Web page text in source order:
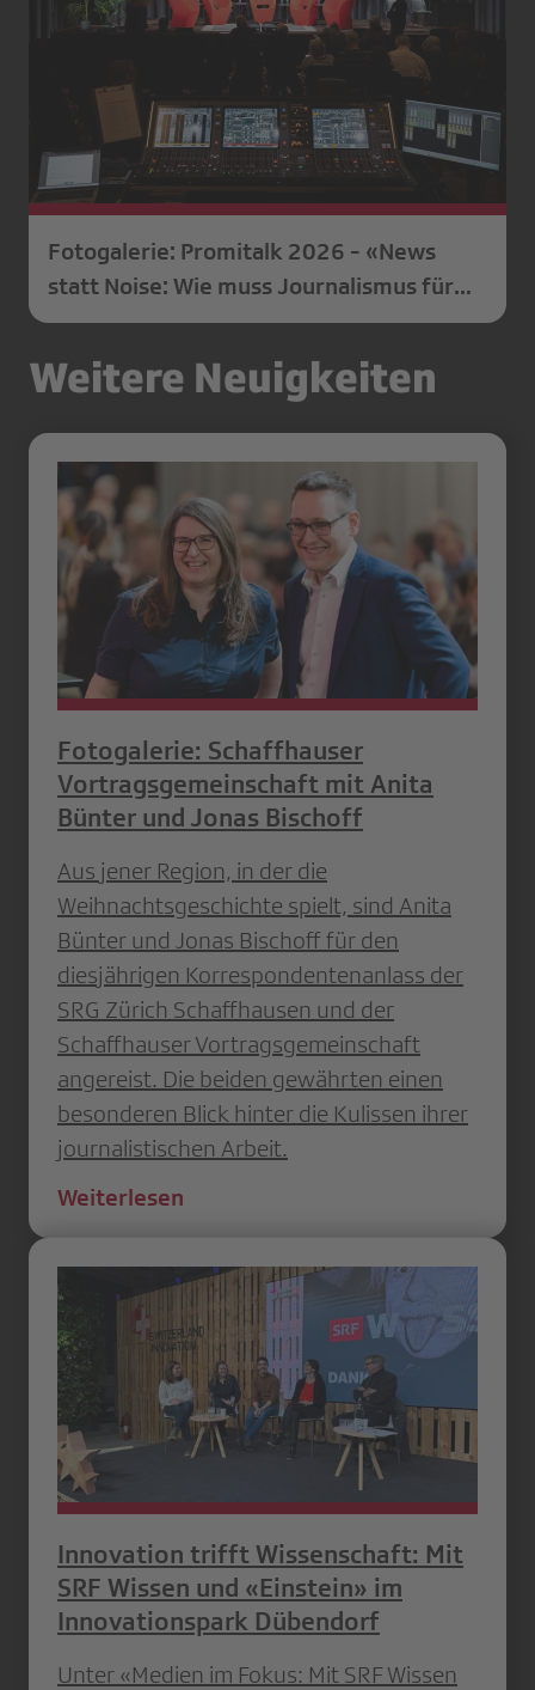
Fotogalerie: Promitalk 2026 - «News
statt Noise: Wie muss Journalismus für
Junge aussehen?»
Weitere Neuigkeiten
Fotogalerie: Schaffhauser
Vortragsgemeinschaft mit Anita
Bünter und Jonas Bischoff
Aus jener Region, in der die
Weihnachtsgeschichte spielt, sind Anita
Bünter und Jonas Bischoff für den
diesjährigen Korrespondentenanlass der
SRG Zürich Schaffhausen und der
Schaffhauser Vortragsgemeinschaft
angereist. Die beiden gewährten einen
besonderen Blick hinter die Kulissen ihrer
journalistischen Arbeit.
Weiterlesen
Innovation trifft Wissenschaft: Mit
SRF Wissen und «Einstein» im
Innovationspark Dübendorf
Unter «Medien im Fokus: Mit SRF Wissen